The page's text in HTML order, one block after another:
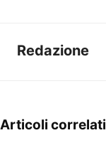
Redazione
Articoli correlati